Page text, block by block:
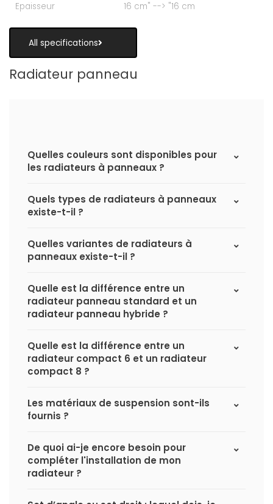
Epaisseur 16 cm" --> "16 cm
All specifications
Radiateur panneau
Quelles couleurs sont disponibles pour
les radiateurs à panneaux ?
Quels types de radiateurs à panneaux
existe-t-il ?
Quelles variantes de radiateurs à
panneaux existe-t-il ?
Quelle est la différence entre un
radiateur panneau standard et un
radiateur panneau hybride ?
Quelle est la différence entre un
radiateur compact 6 et un radiateur
compact 8 ?
Les matériaux de suspension sont-ils
fournis ?
De quoi ai-je encore besoin pour
compléter l'installation de mon
radiateur ?